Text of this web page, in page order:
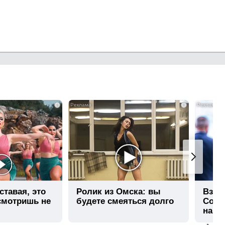
i
это
не
i
Ролик из Омска: вы
будете смеяться долго